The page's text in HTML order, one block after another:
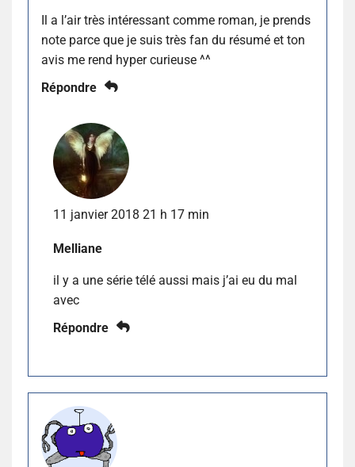
Il a l’air très intéressant comme roman, je prends
note parce que je suis très fan du résumé et ton
avis me rend hyper curieuse ^^
Répondre
11 janvier 2018 21 h 17 min
Melliane
il y a une série télé aussi mais j’ai eu du mal
avec
Répondre